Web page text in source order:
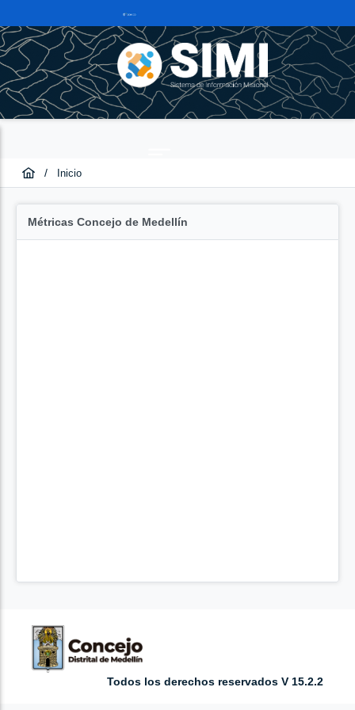
/ Inicio
Métricas Concejo de Medellín
Todos los derechos reservados V 15.2.2